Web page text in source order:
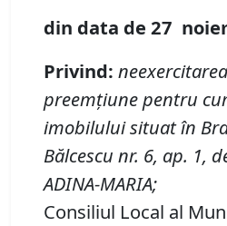
din data de 27
Privind:
preemţiune pentru
imobiluluisituat în
Bălcescu nr. 6, ap. 1,
ADINA-MARIA;
Consiliul Local al